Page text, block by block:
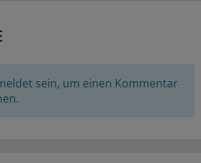
sein, um einen Kommentar